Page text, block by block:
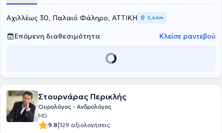
υπερτροφία του προστάτη, ανδρική υπογονιμότητα, στυτική
δυσλειτουργία. Παράλληλα, παρέχονται εξειδικευμένες εξετάσεις
όπως ουρολογικός υπέρηχος, υπέρηχος νεφρών, ροομετρία,
γεννητικών οργάνων, με τις οποίες αποκαθίστανται οι
φυσιολογικές λειτουργίες του οργανισμού.
Αχιλλέως 30, Παλαιό Φάληρο, ΑΤΤΙΚΗ 5,4 km
Επόμενη διαθεσιμότητα Κλείσε ραντεβού
Στουρνάρας Περικλής
Ουρολόγος - Ανδρολόγος
MD
9.8|129 αξιολογήσεις